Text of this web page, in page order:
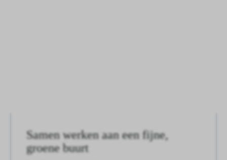
Samen werken aan een fijne,
groene buurt